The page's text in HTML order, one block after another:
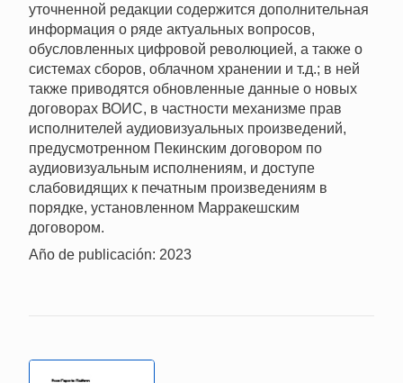
уточненной редакции содержится дополнительная
информация о ряде актуальных вопросов,
обусловленных цифровой революцией, а также о
системах сборов, облачном хранении и т.д.; в ней
также приводятся обновленные данные о новых
договорах ВОИС, в частности механизме прав
исполнителей аудиовизуальных произведений,
предусмотренном Пекинским договором по
аудиовизуальным исполнениям, и доступе
слабовидящих к печатным произведениям в
порядке, установленном Марракешским
договором.
Año de publicación: 2023